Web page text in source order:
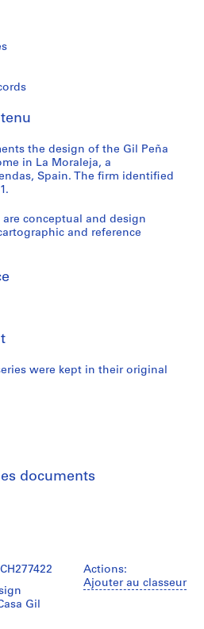
the design of the Gil Peña
in La Moraleja, a
Spain. The firm identified
conceptual and design
and reference
were kept in their original
documents
Actions:
Ajouter au classeur
Gil